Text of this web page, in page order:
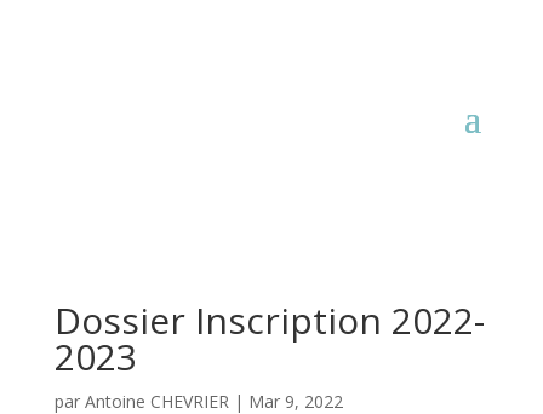
Dossier Inscription 2022-
2023
par Antoine CHEVRIER| Mar 9, 2022